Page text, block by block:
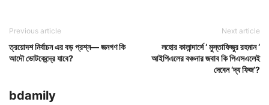
Previous article
ত্রয়োদশ নির্বাচন এর বড় প্রশ্ন— জনগণ কি
আদৌ ভোটকেন্দ্রে যাবে?
Next article
লহোর কালান্দার্সে ‘ মুস্তাফিজুর রহমান ‘
আইপিএলের বঞ্চনার জবাব কি পিএসএলেই
দেবেন ‘দ্য ফিজ’?
bdamily